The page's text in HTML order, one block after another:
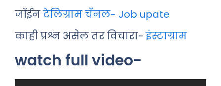
जॉईनटेलिग्राम चॅनल- Job upate
काही प्रश्न असेल तर विचारा-इंस्टाग्राम
watch full video-